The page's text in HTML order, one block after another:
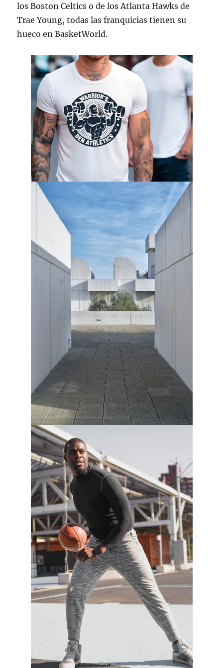
los Boston Celtics o de los Atlanta Hawks de
Trae Young, todas las franquicias tienen su
hueco en BasketWorld.